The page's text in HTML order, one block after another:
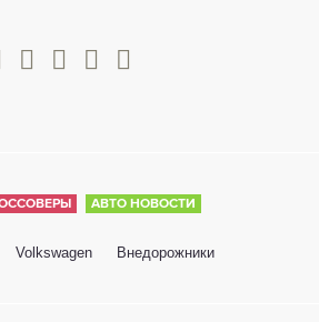
4 5
АВТО НОВОСТИ
Volkswagen Внедорожники